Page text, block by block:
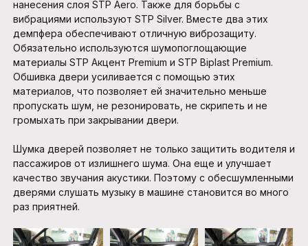
нанесения слоя STP Aero. Также для борьбы с
вибрациями используют STP Silver. Вместе два этих
демпфера обеспечивают отличную виброзащиту.
Обязательно используются шумопоглощающие
материалы STP Акцент Premium и STP Biplast Premium.
Обшивка двери усиливается с помощью этих
материалов, что позволяет ей значительно меньше
пропускать шум, не резонировать, не скрипеть и не
громыхать при закрывании двери.
Шумка дверей позволяет не только защитить водителя и
пассажиров от излишнего шума. Она еще и улучшает
качество звучания акустики. Поэтому с обесшумленными
дверями слушать музыку в машине становится во много
раз приятней.